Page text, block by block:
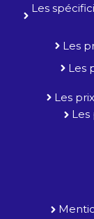
Les
Les
Les
Les
Les